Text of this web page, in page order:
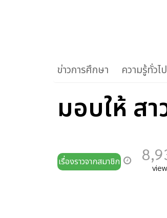
ข่าวการศึกษา ความรู้ทั่วไป
มอบให้ ส
เรื่องราวจากสมาชิก